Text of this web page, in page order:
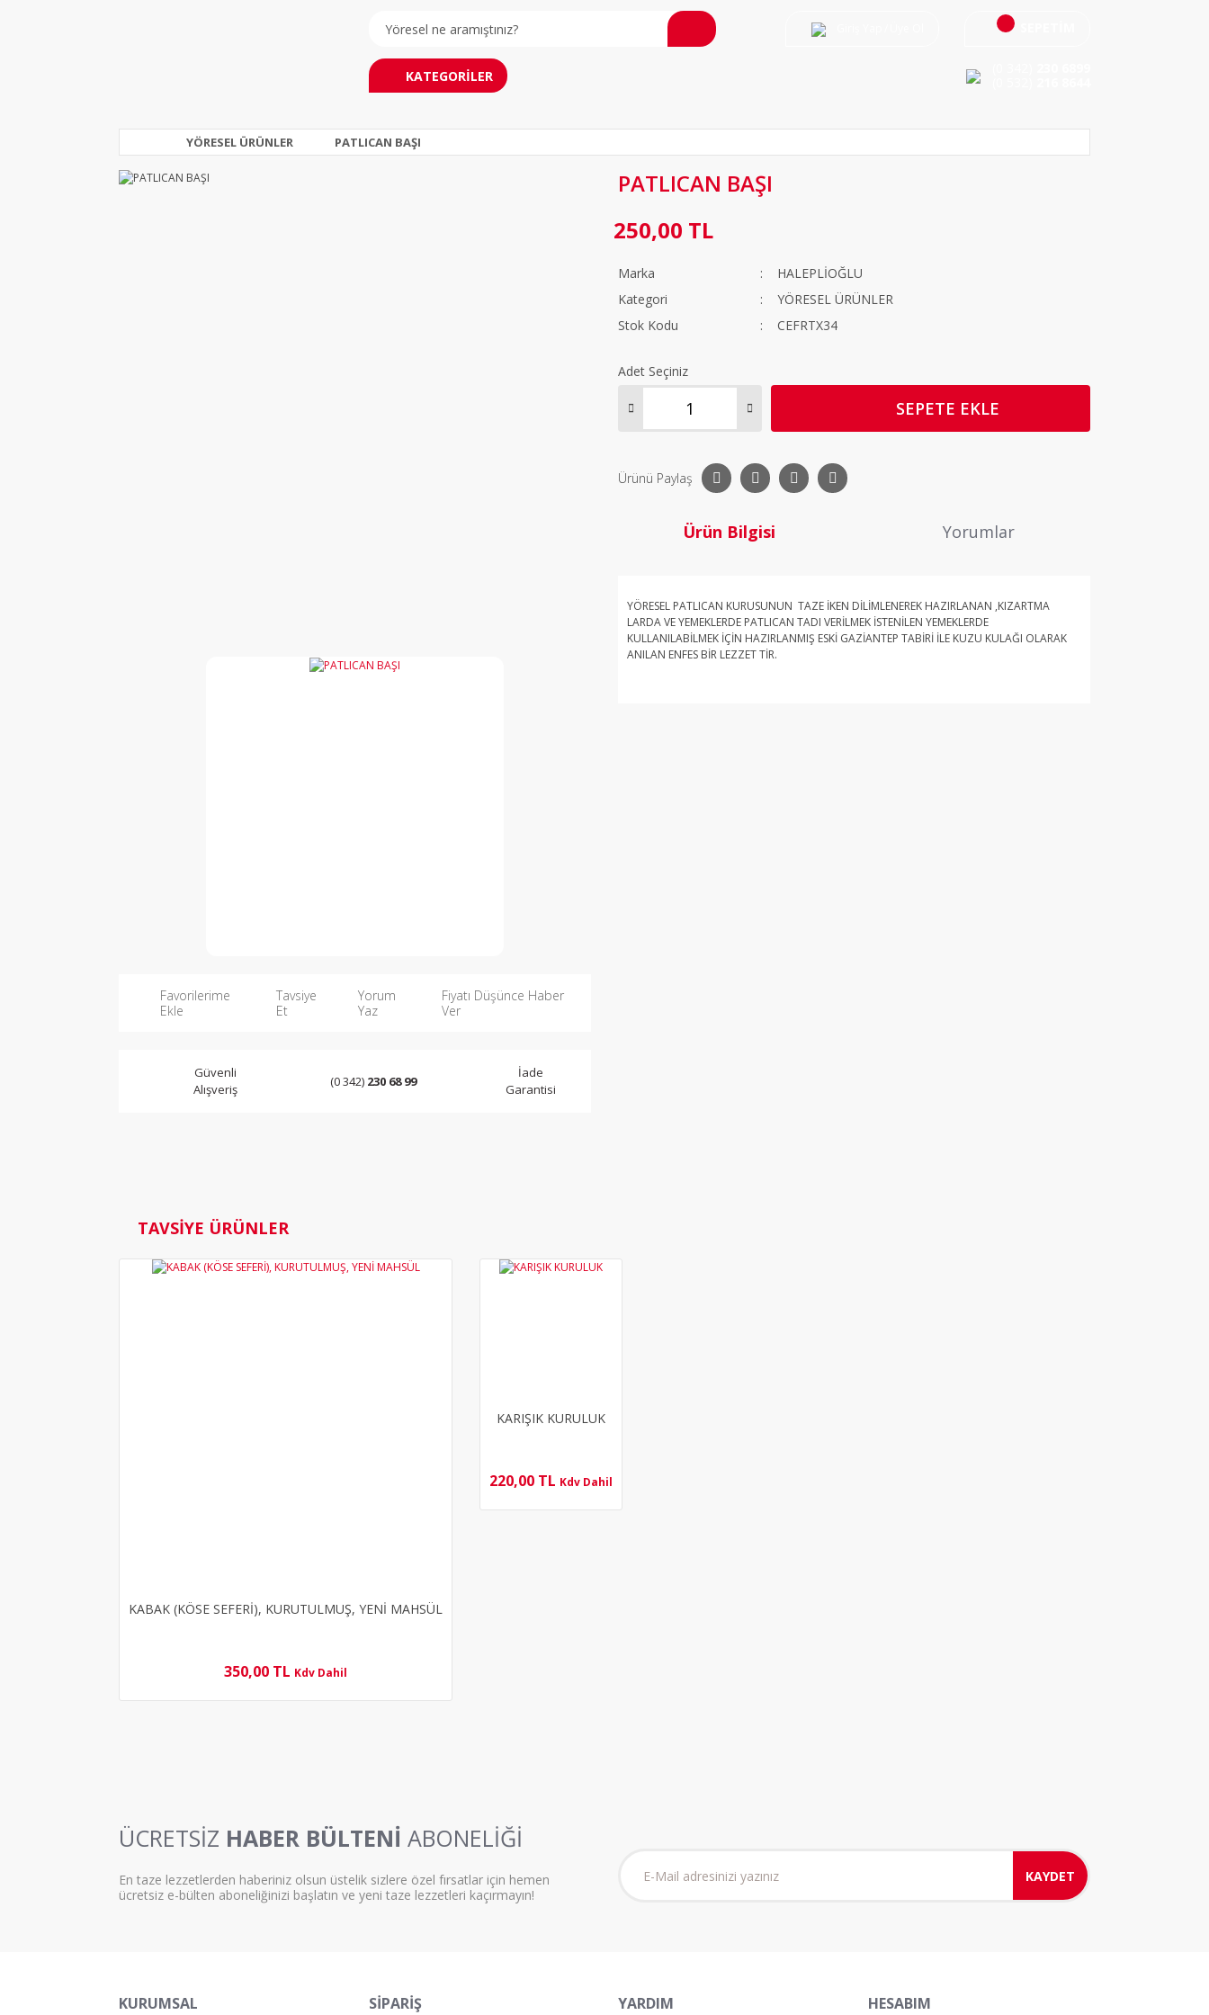
KATEGORİLER
YÖRESEL ÜRÜNLER PATLICAN BAŞI
Favorilerime
Ekle
Tavsiye
Et
Yorum
Yaz
Fiyatı Düşünce Haber
Ver
Güvenli
Alışveriş
(0 342) 230 68 99
İade
Garantisi
PATLICAN BAŞI
250,00 TL
Marka
HALEPLİOĞLU
Kategori
YÖRESEL ÜRÜNLER
Stok Kodu
CEFRTX34
Adet Seçiniz
SEPETE EKLE
Ürünü Paylaş
Ürün Bilgisi Yorumlar
YÖRESEL PATLICAN KURUSUNUN TAZE İKEN DİLİMLENEREK HAZIRLANAN ,KIZARTMA
LARDA VE YEMEKLERDE PATLICAN TADI VERİLMEK İSTENİLEN YEMEKLERDE
KULLANILABİLMEK İÇİN HAZIRLANMIŞ ESKİ GAZİANTEP TABİRİ İLE KUZU KULAĞI OLARAK
ANILAN ENFES BİR LEZZET TİR.
TAVSİYE ÜRÜNLER
KABAK (KÖSE SEFERİ), KURUTULMUŞ, YENİ MAHSÜL
350,00 TL Kdv Dahil
KARIŞIK KURULUK
220,00 TL Kdv Dahil
ÜCRETSİZ HABER BÜLTENİ ABONELİĞİ
En taze lezzetlerden haberiniz olsun üstelik sizlere özel fırsatlar için hemen
ücretsiz e-bülten aboneliğinizi başlatın ve yeni taze lezzetleri kaçırmayın!
KAYDET
KURUMSAL SİPARİŞ YARDIM HESABIM